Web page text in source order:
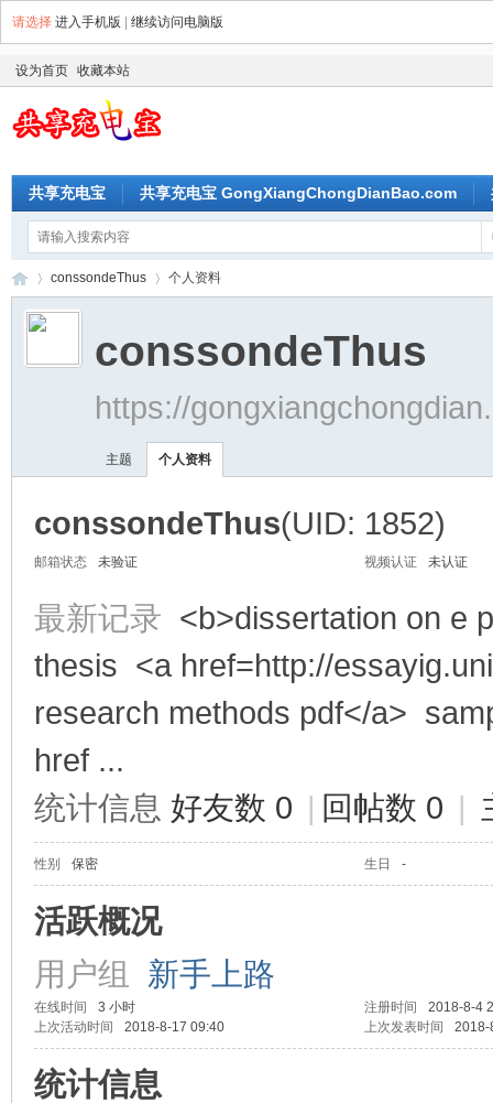
请选择 进入手机版 继续访问电脑版
设为首页 收藏本站
共享充电宝 共享充电宝 GongXiangChongDianBao.com
›
conssondeThus 个人资料
conssondeThus
https://
主题 个人资料
conssondeThus(UID: 1852)
邮箱状态 未验证 视频认证 未认证
最新记录 <b>dissertation on e
thesis <a href=http://
research methods pdf</a>
href ...
统计信息 好友数 0 | 回帖数 0 |
性别 保密 生日 -
活跃概况
用户组 新手上路
在线时间 3 小时 注册时间
2018-8-4
上次活动时间
2018-8-17 09:40 上次发表时间 2018-
统计信息